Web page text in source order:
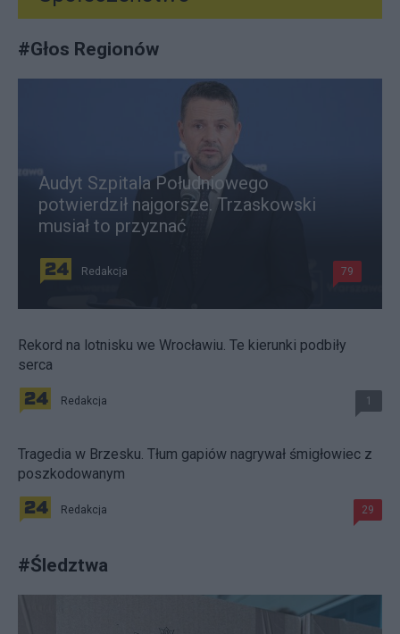
#Głos Regionów
Audyt Szpitala Południowego
potwierdził najgorsze. Trzaskowski
musiał to przyznać
Redakcja 79
Rekord na lotnisku we Wrocławiu. Te kierunki podbiły
serca
Redakcja 1
Tragedia w Brzesku. Tłum gapiów nagrywał śmigłowiec z
poszkodowanym
Redakcja 29
#Śledztwa